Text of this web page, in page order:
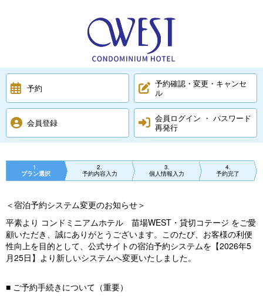
予約
予約確認・変更・キャンセ
ル
会員登録
会員ログイン ・ パスワード
再発行
1
プラン選択
2
予約内容入力
3
個人情報入力
4
予約完了
＜宿泊予約システム変更のお知らせ＞
平素より コンドミニアムホテル 苗場WEST・貸切コテージ をご愛
顧いただき、誠にありがとうございます。このたび、お客様の利便
性向上を目的として、公式サイトの宿泊予約システムを【2026年5
月25日】より新しいシステムへ変更いたしました。
■ ご予約手続きについて（重要）